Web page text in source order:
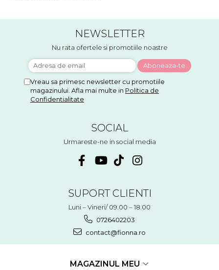
NEWSLETTER
Nu rata ofertele si promotiile noastre
Vreau sa primesc newsletter cu promotiile
magazinului. Afla mai multe in Politica de
Confidentialitate
SOCIAL
Urmareste-ne in social media
SUPORT CLIENTI
Luni – Vineri/ 09.00 – 18.00
0726402203
contact@fionna.ro
MAGAZINUL MEU